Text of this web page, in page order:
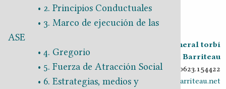
2. Principios Conductuales
3. Marco de ejecución de las
ASE
4. Gregorio
5. Fuerza de Atracción Social
6. Estrategias, medios y
Volver a: Alimentación
Continuar a: NDS
Crónica general torbí
Juan Barriteau
v0.9.30 20260623.154422
ciprnode.barriteau.net